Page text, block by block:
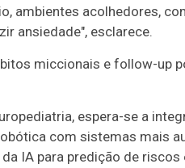
ambientes acolhedores,
ansiedade", esclarece.
miccionais e follow-up
espera-se a
com sistemas mais
IA para predição de